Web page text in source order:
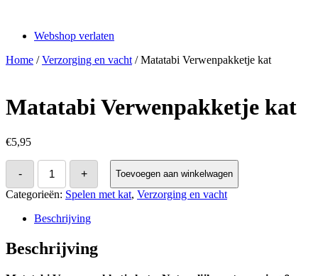
Webshop verlaten
Home /Verzorging en vacht / Matatabi Verwenpakketje kat
Matatabi Verwenpakketje kat
€5,95
-
Matatabi
Verwenpakketje
kat
aantal
+ Toevoegen aan winkelwagen
Categorieën: Spelen met kat, Verzorging en vacht
Beschrijving
Beschrijving